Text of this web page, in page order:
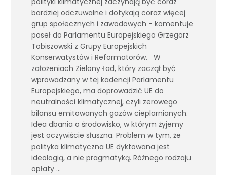
bardziej odczuwalne i dotykają coraz więcej
grup społecznych i zawodowych - komentuje
poseł do Parlamentu Europejskiego Grzegorz
Tobiszowski z Grupy Europejskich
Konserwatystów i Reformatorów. W
założeniach Zielony Ład, który zaczął być
wprowadzany w tej kadencji Parlamentu
Europejskiego, ma doprowadzić UE do
neutralności klimatycznej, czyli zerowego
bilansu emitowanych gazów cieplarnianych.
Idea dbania o środowisko, w którym żyjemy
jest oczywiście słuszna. Problem w tym, że
polityka klimatyczna UE dyktowana jest
ideologią, a nie pragmatyką. Różnego rodzaju
opłaty